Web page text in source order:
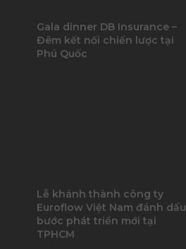
Gala dinner DB Insurance –
Đêm kết nối chiến lược tại
Phú Quốc
Lễ khánh thành công ty
Euroflow Việt Nam đánh dấu
bước phát triển mới tại
TPHCM